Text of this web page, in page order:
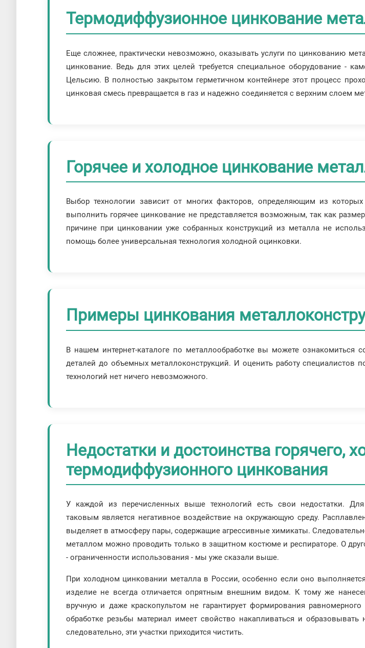
Термодиффузионное цинкование
Еще сложнее, практически невозможно, оказывать услуги по цинкованию
цинкование. Ведь для этих целей требуется специальное оборудование -
Цельсию. В полностью закрытом герметичном контейнере этот процесс
цинковая смесь превращается в газ и надежно соединяется с верхним слоем
Горячее и холодное цинкование
Выбор технологии зависит от многих факторов, определяющим из
выполнить горячее цинкование не представляется возможным, так как
причине при цинковании уже собранных конструкций из металла не
помощь более универсальная технология холодной оцинковки.
Примеры цинкования
В нашем интернет-каталоге по металлообработке вы можете
деталей до объемных металлоконструкций. И оценить работу
технологий нет ничего невозможного.
Недостатки и достоинства горячего,
термодиффузионного цинкования
У каждой из перечисленных выше технологий есть свои недостатки. Для
таковым является негативное воздействие на окружающую среду.
выделяет в атмосферу пары, содержащие агрессивные химикаты.
металлом можно проводить только в защитном костюме и респираторе. О
- ограниченности использования - мы уже сказали выше.
При холодном цинковании металла в России, особенно если оно
изделие не всегда отличается опрятным внешним видом. К тому же
вручную и даже краскопультом не гарантирует формирования
обработке резьбы материал имеет свойство накапливаться и образовывать
следовательно, эти участки приходится чистить.